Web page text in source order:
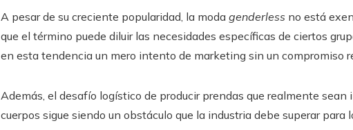
A pesar de su creciente popularidad, la moda genderless no está
que el término puede diluir las necesidades específicas de ciertos
en esta tendencia un mero intento de marketing sin un compromiso
Además, el desafío logístico de producir prendas que realmente
cuerpos sigue siendo un obstáculo que la industria debe superar para